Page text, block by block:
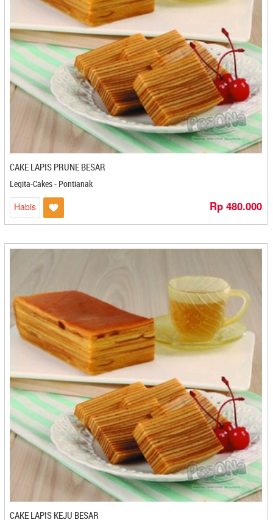
Buka Kai- Padang
Bumbu Keraton - Mojokerto
Bumbu Ratna - Makassar
Bun's Food - Bandung
Bunda Luwes - Mojokerto
Bunga Kantil - Magelang
Cafesera - Gorontalo
Cahaya Bintang - Gorontalo
Cahaya Syajaril - Medan
Candi Dieng Pak Muhasim - Magelang
Capluk Capluk - Kediri
Ceasuya - Cilegon
Cecede - Bandung
Cemilan Dhevy - Banjarbaru
Charaos - Cilegon
Charisdho - Banjarbaru
Charlotte Corner - Denpasar
Chili Bags - Bogor
Chocolate Monggo - Jogjakarta
Chocolicious - Makasar
Cimol Candu - Bandung
Cireng Cipaganti - Bandung
Cireng Kamsia - Bandung
Citra Kopi - Pangkal Pinang
Citra Sari - Banjarmasin
Coklat Jaya - Yogyakarta
Coklat Tugu - Yogyakarta
Cokrotela Cake - Yogyakarta
Crispy Lele Anna Snack - Cilegon
CAKE LAPIS PRUNE BESAR
Legita-Cakes - Pontianak
Habis Rp 480.000
CAKE LAPIS KEJU BESAR